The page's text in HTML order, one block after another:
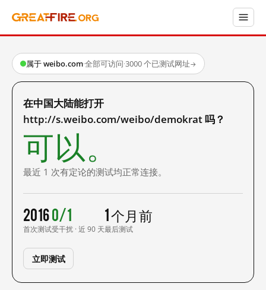
属于 weibo.com·全部可访问·3000 个已测试网址→
在中国大陆能打开
http://s.weibo.com/weibo/demokrat 吗？
可以。
最近 1 次有定论的测试均正常连接。
2016
首次测试
0/1
受干扰 · 近 90 天
1 个月前
最后测试
立即测试